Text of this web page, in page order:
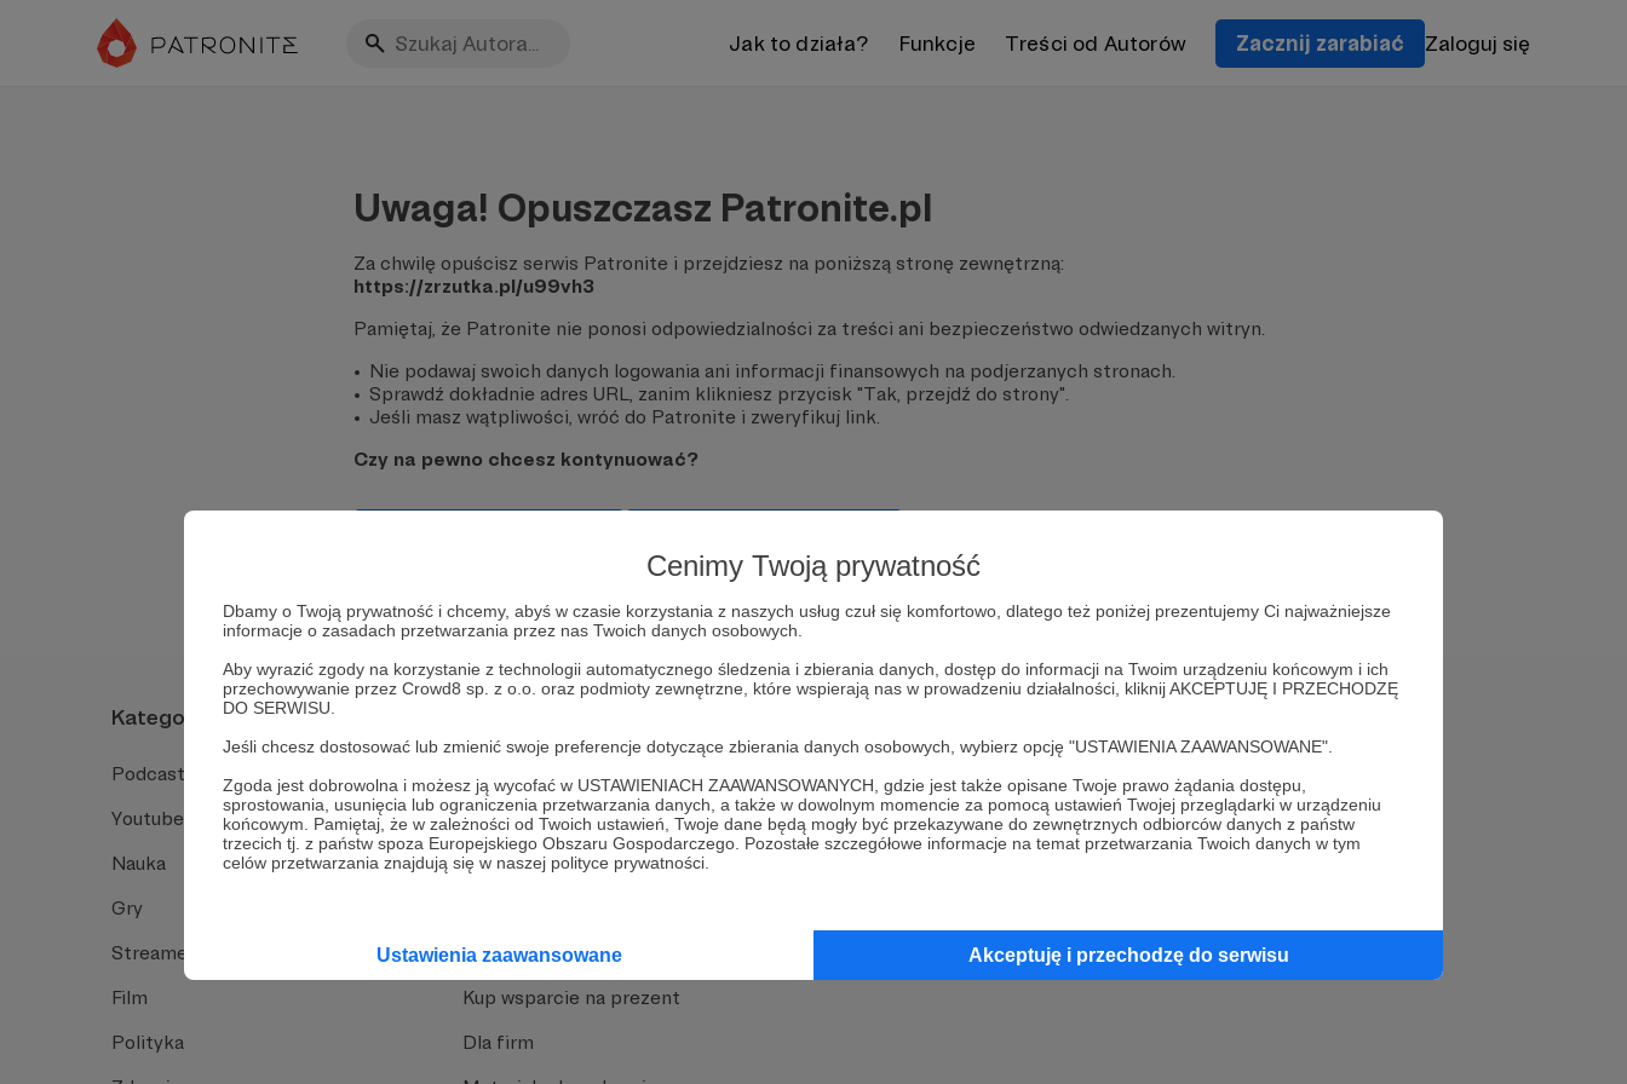
Cenimy Twoją prywatność
Dbamy o Twoją prywatność i chcemy, abyś w czasie korzystania z naszych usług czuł się komfortowo, dlatego też poniżej prezentujemy Ci najważniejsze
informacje o zasadach przetwarzania przez nas Twoich danych osobowych.
Aby wyrazić zgody na korzystanie z technologii automatycznego śledzenia i zbierania danych, dostęp do informacji na Twoim urządzeniu końcowym i ich
przechowywanie przez Crowd8 sp. z o.o. oraz podmioty zewnętrzne, które wspierają nas w prowadzeniu działalności, kliknij AKCEPTUJĘ I PRZECHODZĘ
DO SERWISU.
Jeśli chcesz dostosować lub zmienić swoje preferencje dotyczące zbierania danych osobowych, wybierz opcję "USTAWIENIA ZAAWANSOWANE".
Zgoda jest dobrowolna i możesz ją wycofać w USTAWIENIACH ZAAWANSOWANYCH, gdzie jest także opisane Twoje prawo żądania dostępu,
sprostowania, usunięcia lub ograniczenia przetwarzania danych, a także w dowolnym momencie za pomocą ustawień Twojej przeglądarki w urządzeniu
końcowym. Pamiętaj, że w zależności od Twoich ustawień, Twoje dane będą mogły być przekazywane do zewnętrznych odbiorców danych z państw
trzecich tj. z państw spoza Europejskiego Obszaru Gospodarczego. Pozostałe szczegółowe informacje na temat przetwarzania Twoich danych w tym
celów przetwarzania znajdują się w naszej polityce prywatności.
Ustawienia zaawansowane Akceptuję i przechodzę do serwisu
Jak to działa? Funkcje Treści od Autorów Zacznij zarabiać Zaloguj się
Uwaga! Opuszczasz Patronite.pl
Za chwilę opuścisz serwis Patronite i przejdziesz na poniższą stronę zewnętrzną:
https://zrzutka.pl/u99vh3
Pamiętaj, że Patronite nie ponosi odpowiedzialności za treści ani bezpieczeństwo odwiedzanych witryn.
Nie podawaj swoich danych logowania ani informacji finansowych na podjerzanych stronach.
Sprawdź dokładnie adres URL, zanim klikniesz przycisk "Tak, przejdź do strony".
Jeśli masz wątpliwości, wróć do Patronite i zweryfikuj link.
Czy na pewno chcesz kontynuować?
Kategorie
Podcast
Youtube
Nauka
Gry
Streamerzy
Film
Polityka
Jak to działa
Funkcje Patronite
Dlaczego Patronite?
Opinie Twórców
Kup wsparcie na prezent
Dla firm
MCN Patronite
Suppi.pl
FAQ
Kontakt z zespołem Patronite